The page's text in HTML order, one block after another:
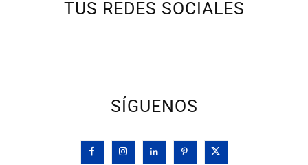
TUS REDES SOCIALES
SÍGUENOS